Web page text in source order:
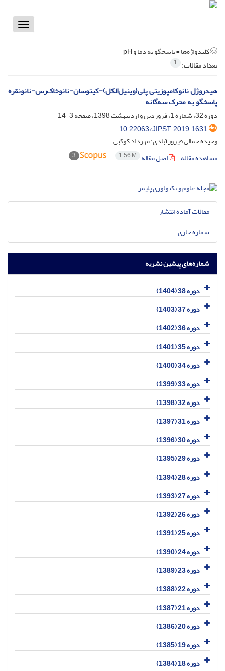
Toggle
کلیدواژه‌ها =پاسخگو به دما و pH
تعداد مقالات: 1
هیدروژل نانوکامپوزیتی پلی(وینیل‌الکل)-کیتوسان-نانوخاک‌رس-نانونقره
پاسخگو به محرک سه‌گانه
دوره 32، شماره 1، فروردین و اردیبهشت 1398، صفحه
3-14
10.22063/JIPST.2019.1631
وحیده جمالی فیروزآبادی؛ مهرداد کوکبی
مشاهده مقاله
اصل مقاله 1.56 M
3
مقالات آماده انتشار
شماره جاری
شماره‌های پیشین نشریه
دوره 38 (1404)
دوره 37 (1403)
دوره 36 (1402)
دوره 35 (1401)
دوره 34 (1400)
دوره 33 (1399)
دوره 32 (1398)
دوره 31 (1397)
دوره 30 (1396)
دوره 29 (1395)
دوره 28 (1394)
دوره 27 (1393)
دوره 26 (1392)
دوره 25 (1391)
دوره 24 (1390)
دوره 23 (1389)
دوره 22 (1388)
دوره 21 (1387)
دوره 20 (1386)
دوره 19 (1385)
دوره 18 (1384)